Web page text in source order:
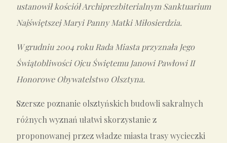
ustanowił kościół Archiprezbiterialnym Sanktuarium
Najświętszej Maryi Panny Matki Miłosierdzia.
W grudniu 2004 roku Rada Miasta przyznała Jego
Świątobliwości Ojcu Świętemu Janowi Pawłowi II
Honorowe Obywatelstwo Olsztyna.
Szersze poznanie olsztyńskich budowli sakralnych
różnych wyznań ułatwi skorzystanie z
proponowanej przez władze miasta trasy wycieczki